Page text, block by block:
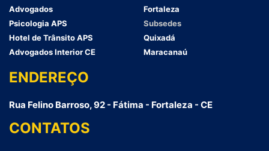
Advogados
Psicologia APS
Hotel de Trânsito APS
Advogados Interior CE
Fortaleza
Subsedes
Quixadá
Maracanaú
ENDEREÇO
Rua Felino Barroso, 92 - Fátima - Fortaleza - CE
CONTATOS